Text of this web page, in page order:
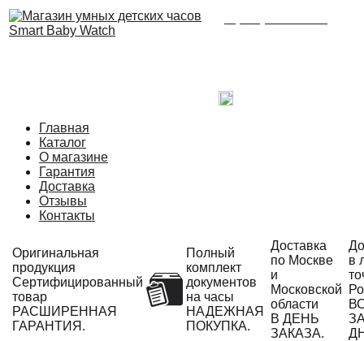
Главная
Каталог
О магазине
Гарантия
Доставка
Отзывы
Контакты
Оригинальная
продукция
Сертифицированный
товар
РАСШИРЕННАЯ
ГАРАНТИЯ.
Полный
комплект
документов
на часы
НАДЕЖНАЯ
ПОКУПКА.
Доставка
по Москве
и
Московской
области
В ДЕНЬ
ЗАКАЗА.
в